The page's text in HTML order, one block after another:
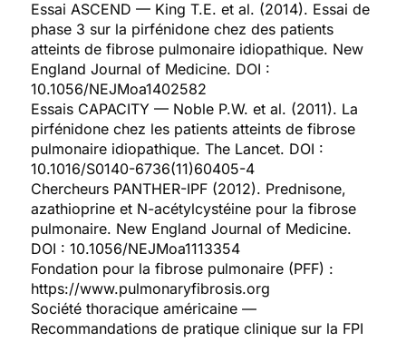
Essai ASCEND — King T.E. et al. (2014). Essai de
phase 3 sur la pirfénidone chez des patients
atteints de fibrose pulmonaire idiopathique. New
England Journal of Medicine. DOI :
10.1056/NEJMoa1402582
Essais CAPACITY — Noble P.W. et al. (2011). La
pirfénidone chez les patients atteints de fibrose
pulmonaire idiopathique. The Lancet. DOI :
10.1016/S0140-6736(11)60405-4
Chercheurs PANTHER-IPF (2012). Prednisone,
azathioprine et N-acétylcystéine pour la fibrose
pulmonaire. New England Journal of Medicine.
DOI : 10.1056/NEJMoa1113354
Fondation pour la fibrose pulmonaire (PFF) :
https://www.pulmonaryfibrosis.org
Société thoracique américaine —
Recommandations de pratique clinique sur la FPI